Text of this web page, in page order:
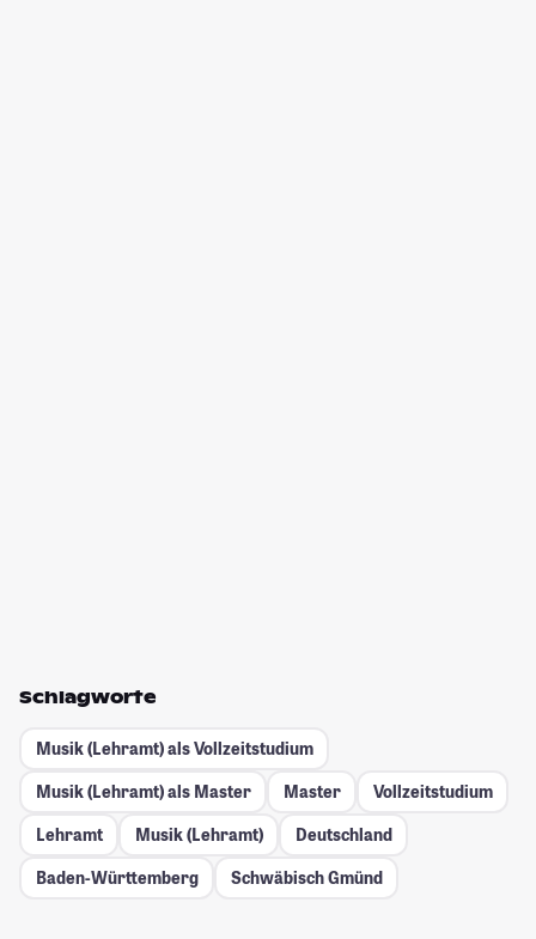
Schlagworte
Musik (Lehramt) als Vollzeitstudium
Musik (Lehramt) als Master
Master
Vollzeitstudium
Lehramt
Musik (Lehramt)
Deutschland
Baden-Württemberg
Schwäbisch Gmünd